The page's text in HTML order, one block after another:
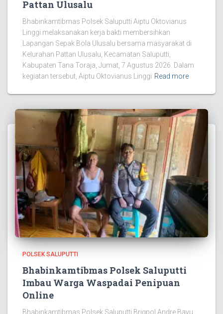
Pattan Ulusalu
Bhabinkamtibmas Polsek Saluputti Aiptu Oktovianus
Linggi melaksanakan kerja bakti membersihkan
Lapangan Sepak Bola Ulusalu bersama masyarakat di
Kelurahan Pattan Ulusalu, Kecamatan Saluputti,
Kabupaten Tana Toraja, Jumat, 7 Agustus 2026. Dalam
kegiatan tersebut, Aiptu Oktovianus Linggi Read more
POLSEK SALUPUTTI
Bhabinkamtibmas Polsek Saluputti
Imbau Warga Waspadai Penipuan
Online
Bhabinkamtibmas Polsek Saluputti Brigpol Andre Bayu